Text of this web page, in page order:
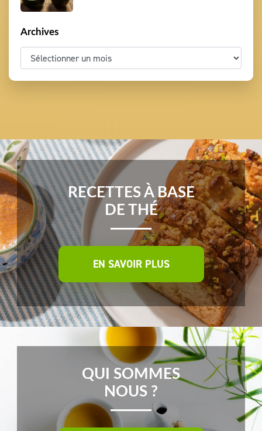
Archives
RECETTES À BASE
DE THÉ
EN SAVOIR PLUS
QUI SOMMES
NOUS ?